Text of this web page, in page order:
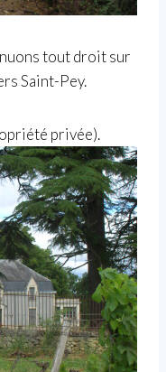
tout droit sur
Saint-Pey.
privée).